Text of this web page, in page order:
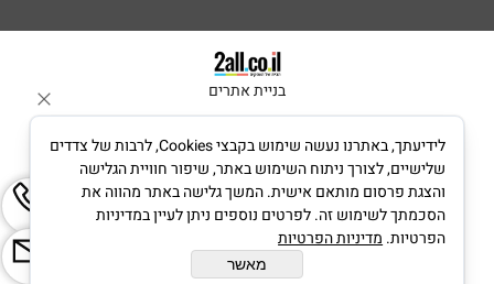
בניית אתרים
לידיעתך, באתרנו נעשה שימוש בקבצי Cookies, לרבות של צדדים
שלישיים, לצורך ניתוח השימוש באתר, שיפור חוויית הגלישה
והצגת פרסום מותאם אישית. המשך גלישה באתר מהווה את
הסכמתך לשימוש זה. לפרטים נוספים ניתן לעיין במדיניות
הפרטיות. מדיניות הפרטיות
מאשר